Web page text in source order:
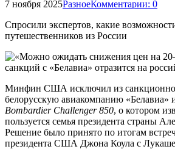
7 ноября 2025РазноеКомментарии: 0
Спросили экспертов, какие
путешественников из России
Минфин США исключил из
белорусскую авиакомпанию «Белавиа»
Bombardier Challenger 850, о котором
пользуется семья президента страны
Решение было принято по итогам
президента США Джона Коула с